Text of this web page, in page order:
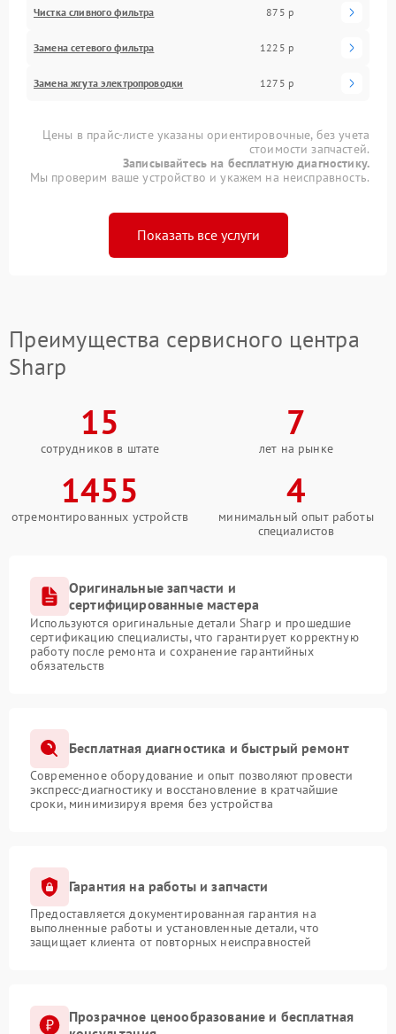
Чистка сливного фильтра 875 р
Замена сетевого фильтра 1225 р
Замена жгута электропроводки 1275 р
Цены в прайс-листе указаны ориентировочные, без учета
стоимости запчастей.
Записывайтесь на бесплатную диагностику.
Мы проверим ваше устройство и укажем на неисправность.
Показать все услуги
Преимущества сервисного центра
Sharp
15
сотрудников в штате
7
лет на рынке
1455
отремонтированных устройств
4
минимальный опыт работы
специалистов
Оригинальные запчасти и
сертифицированные мастера
Используются оригинальные детали Sharp и прошедшие
сертификацию специалисты, что гарантирует корректную
работу после ремонта и сохранение гарантийных
обязательств
Бесплатная диагностика и быстрый ремонт
Современное оборудование и опыт позволяют провести
экспресс-диагностику и восстановление в кратчайшие
сроки, минимизируя время без устройства
Гарантия на работы и запчасти
Предоставляется документированная гарантия на
выполненные работы и установленные детали, что
защищает клиента от повторных неисправностей
Прозрачное ценообразование и бесплатная